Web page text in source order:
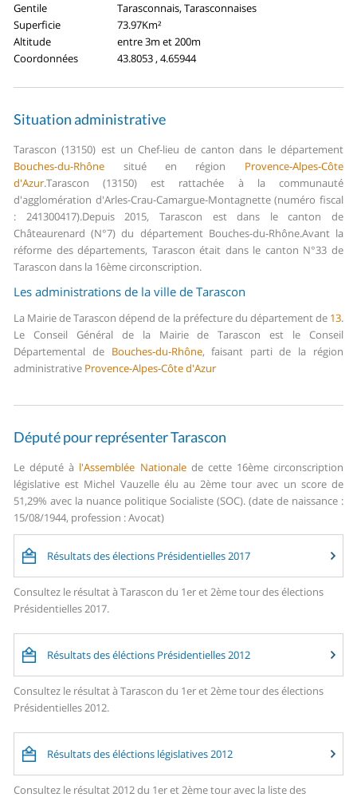
Gentile
Tarasconnais, Tarasconnaises
Superficie
73.97Km²
Altitude
entre 3m et 200m
Coordonnées
43.8053 , 4.65944
Situation administrative
Tarascon (13150) est un Chef-lieu de canton dans le département
Bouches-du-Rhône situé en région Provence-Alpes-Côte
d'Azur.Tarascon (13150) est rattachée à la communauté
d'agglomération d'Arles-Crau-Camargue-Montagnette (numéro fiscal
: 241300417).Depuis 2015, Tarascon est dans le canton de
Châteaurenard (N°7) du département Bouches-du-Rhône.Avant la
réforme des départements, Tarascon était dans le canton N°33 de
Tarascon dans la 16ème circonscription.
Les administrations de la ville de Tarascon
La Mairie de Tarascon dépend de la préfecture du département de 13.
Le Conseil Général de la Mairie de Tarascon est le Conseil
Départemental de Bouches-du-Rhône, faisant parti de la région
administrative Provence-Alpes-Côte d'Azur
Député pour représenter Tarascon
Le député à l'Assemblée Nationalede cette 16ème circonscription
législative est Michel Vauzelle élu au 2ème tour avec un score de
51,29% avec la nuance politique Socialiste (SOC). (date de naissance :
15/08/1944, profession : Avocat)
Résultats des élections Présidentielles 2017
Consultez le résultat à Tarascon du 1er et 2ème tour des élections
Présidentielles 2017.
Résultats des éléctions Présidentielles 2012
Consultez le résultat à Tarascon du 1er et 2ème tour des élections
Présidentielles 2012.
Résultats des éléctions législatives 2012
Consultez le résultat 2012 du 1er et 2ème tour avec la liste des